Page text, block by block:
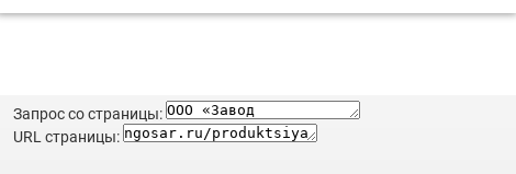
Запрос со страницы:
URL страницы: